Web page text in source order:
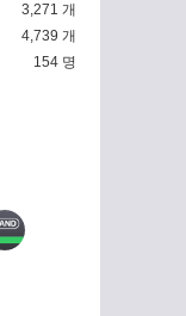
3,271 개
4,739 개
154 명